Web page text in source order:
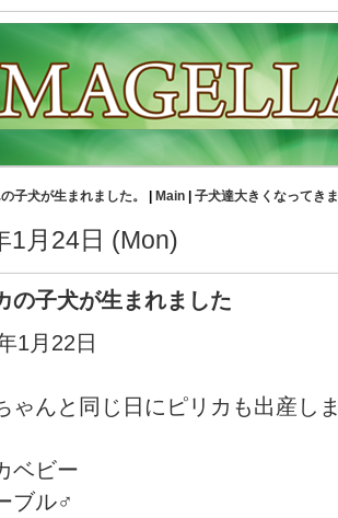
子犬が生まれました。 Main 子犬達大きくなってき
1月24日 (Mon)
の子犬が生まれました
1月22日
ゃんと同じ日にピリカも出産し
ベビー
ブル♂